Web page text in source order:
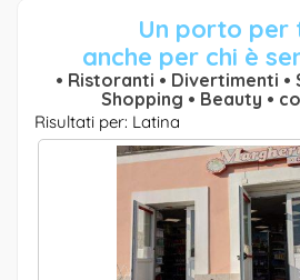
Un porto per
anche per chi è
• Ristoranti • Divertimenti •
Shopping • Beauty •
Risultati per: Latina